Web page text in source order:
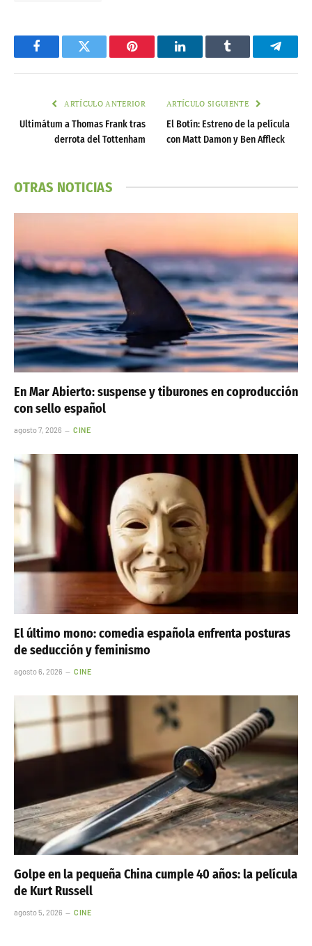
FacebookTwitter Pinterest LinkedInTumblr
ARTÍCULO ANTERIOR
Ultimátum a Thomas Frank tras
derrota del Tottenham
ARTÍCULO SIGUIENTE
El Botín: Estreno de la película
con Matt Damon y Ben Affleck
OTRAS NOTICIAS
En Mar Abierto: suspense y tiburones en coproducción
con sello español
agosto 7, 2026 CINE
El último mono: comedia española enfrenta posturas
de seducción y feminismo
agosto 6, 2026 CINE
Golpe en la pequeña China cumple 40 años: la película
de Kurt Russell
agosto 5, 2026 CINE